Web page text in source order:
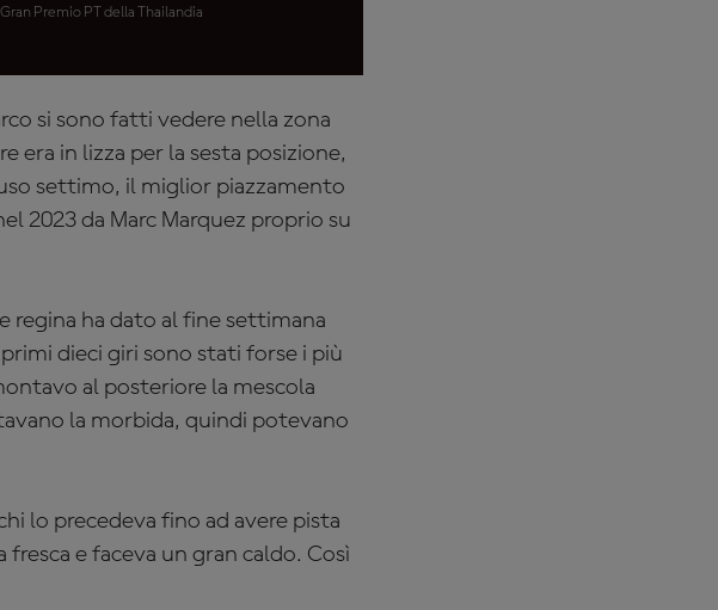
Premio PT della Thailandia
si sono fatti vedere nella zona
era in lizza per la sesta posizione,
settimo, il miglior piazzamento
2023 da Marc Marquez proprio su
regina ha dato al fine settimana
dieci giri sono stati forse i più
al posteriore la mescola
la morbida, quindi potevano
lo precedeva fino ad avere pista
fresca e faceva un gran caldo. Così